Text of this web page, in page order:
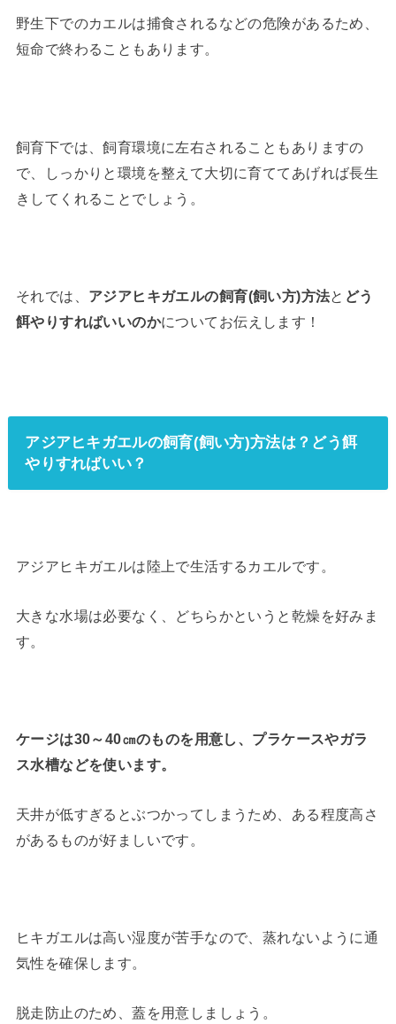
野生下でのカエルは捕食されるなどの危険があるため、
短命で終わることもあります。
飼育下では、飼育環境に左右されることもありますの
で、しっかりと環境を整えて大切に育ててあげれば長生
きしてくれることでしょう。
それでは、 アジアヒキガエルの飼育(飼い方)方法と どう
餌やりすればいいのかについてお伝えします！
アジアヒキガエルの飼育(飼い方)方法は？どう餌
やりすればいい？
アジアヒキガエルは陸上で生活するカエルです。
大きな水場は必要なく、どちらかというと乾燥を好みま
す。
ケージは30～40㎝のものを用意し、プラケースやガラ
ス水槽などを使います。
天井が低すぎるとぶつかってしまうため、ある程度高さ
があるものが好ましいです。
ヒキガエルは高い湿度が苦手なので、蒸れないように通
気性を確保します。
脱走防止のため、蓋を用意しましょう。